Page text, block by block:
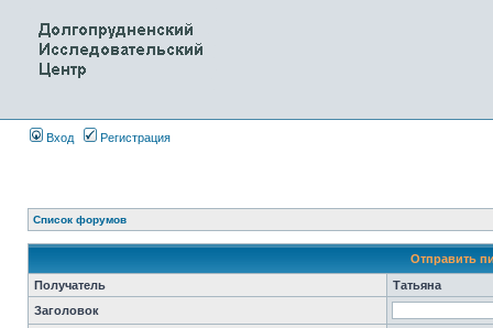
Вход Регистрация
Список форумов
Отправить
Получатель
Татьяна
Заголовок